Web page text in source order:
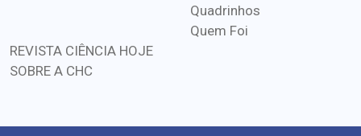
Quadrinhos
Quem Foi
REVISTA CIÊNCIA HOJE
SOBRE A CHC